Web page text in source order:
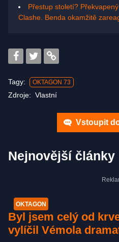
Přestup století?
Clashe. Benda okamžitě
Tagy: OKTAGON 73
Zdroje: Vlastní
Vstoupit
Nejnovější články
OKTAGON
Byl jsem celý od
vylíčil Vémola